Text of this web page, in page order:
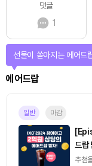
댓글
1
에어드랍
선물이 쏟아지는 에어드
일반 마감
드랍
추첨